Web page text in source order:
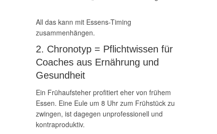
All das kann mit Essens-Timing
zusammenhängen.
2. Chronotyp = Pflichtwissen für
Coaches aus Ernährung und
Gesundheit
Ein Frühaufsteher profitiert eher von frühem
Essen. Eine Eule um 8 Uhr zum Frühstück zu
zwingen, ist dagegen unprofessionell und
kontraproduktiv.